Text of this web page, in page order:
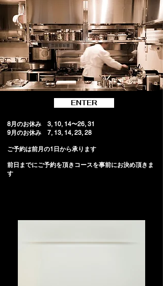
ENTER
​8月のお休み 3, 10, 14〜26, 31
9月のお休み 7, 13, 14, 23, 28
ご予約は​前月の1日から承ります
​前日までにご予約を頂きコースを事前にお決め頂きま
す